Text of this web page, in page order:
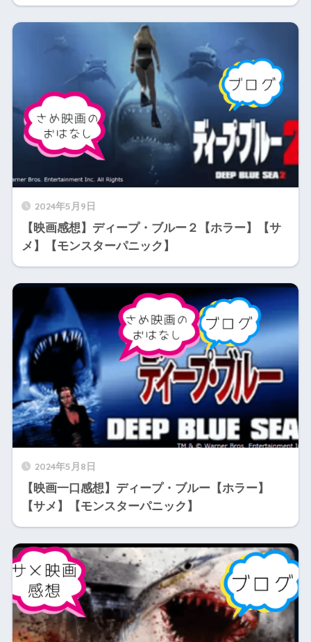
2024年5月9日
【映画感想】ディープ・ブルー２【ホラー】【サ
メ】【モンスターパニック】
2024年5月8日
【映画一口感想】ディープ・ブルー【ホラー】
【サメ】【モンスターパニック】